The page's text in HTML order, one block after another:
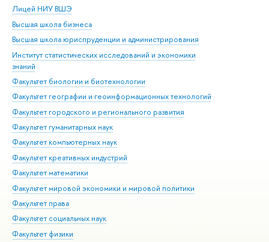
Лицей НИУ ВШЭ
Высшая школа бизнеса
Высшая школа юриспруденции и администрирования
Институт статистических исследований и экономики
знаний
Факультет биологии и биотехнологии
Факультет географии и геоинформационных технологий
Факультет городского и регионального развития
Факультет гуманитарных наук
Факультет компьютерных наук
Факультет креативных индустрий
Факультет математики
Факультет мировой экономики и мировой политики
Факультет права
Факультет социальных наук
Факультет физики